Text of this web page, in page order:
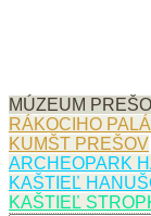
MÚZEUM
RÁKOCIHO
KUMŠT PREŠOV
ARCHEOPARK
KAŠTIEĽ
KAŠTIEĽ